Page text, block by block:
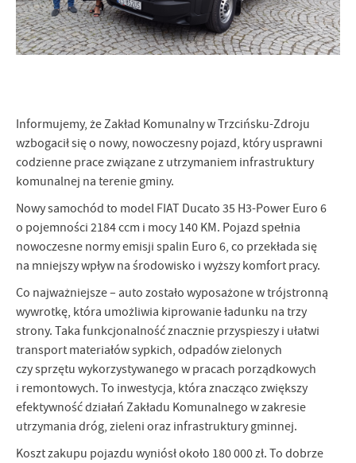
Informujemy, że Zakład Komunalny w Trzcińsku-Zdroju
wzbogacił się o nowy, nowoczesny pojazd, który usprawni
codzienne prace związane z utrzymaniem infrastruktury
komunalnej na terenie gminy.
Nowy samochód to model FIAT Ducato 35 H3-Power Euro 6
o pojemności 2184 ccm i mocy 140 KM. Pojazd spełnia
nowoczesne normy emisji spalin Euro 6, co przekłada się
na mniejszy wpływ na środowisko i wyższy komfort pracy.
Co najważniejsze – auto zostało wyposażone w trójstronną
wywrotkę, która umożliwia kiprowanie ładunku na trzy
strony. Taka funkcjonalność znacznie przyspieszy i ułatwi
transport materiałów sypkich, odpadów zielonych
czy sprzętu wykorzystywanego w pracach porządkowych
i remontowych. To inwestycja, która znacząco zwiększy
efektywność działań Zakładu Komunalnego w zakresie
utrzymania dróg, zieleni oraz infrastruktury gminnej.
Koszt zakupu pojazdu wyniósł około 180 000 zł. To dobrze
Firmy te działają w charakterze pośredników prezentujących nasze
treści w postaci wiadomości, ofert, komunikatów mediów
społecznościowych.